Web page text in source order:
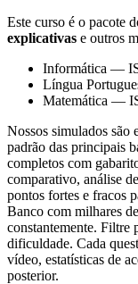
Este curso é o pacote
explicativas e outros
Informática —
Língua
Matemática —
Nossos simulados são
padrão das principais
completos com
comparativo, análise
pontos fortes e fracos
Banco com milhares
constantemente. Filtre
dificuldade. Cada
vídeo, estatísticas de
posterior.